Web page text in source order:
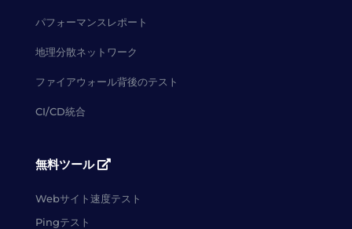
パフォーマンスレポート
地理分散ネットワーク
ファイアウォール背後のテスト
CI/CD統合
無料ツール
Webサイト速度テスト
Pingテスト